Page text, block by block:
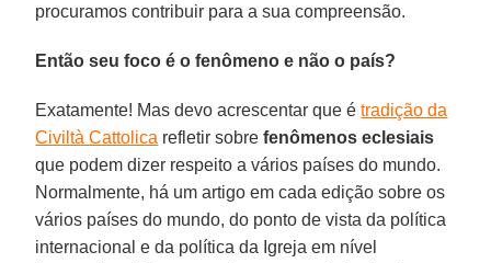
procuramos contribuir para a sua compreensão.
Então seu foco é o fenômeno e não o país?
Exatamente! Mas devo acrescentar que étradição da
Civiltà Cattolica refletir sobrefenômenos eclesiais
que podem dizer respeito a vários países do mundo.
Normalmente, há um artigo em cada edição sobre os
vários países do mundo, do ponto de vista da política
internacional e da política da Igreja em nível